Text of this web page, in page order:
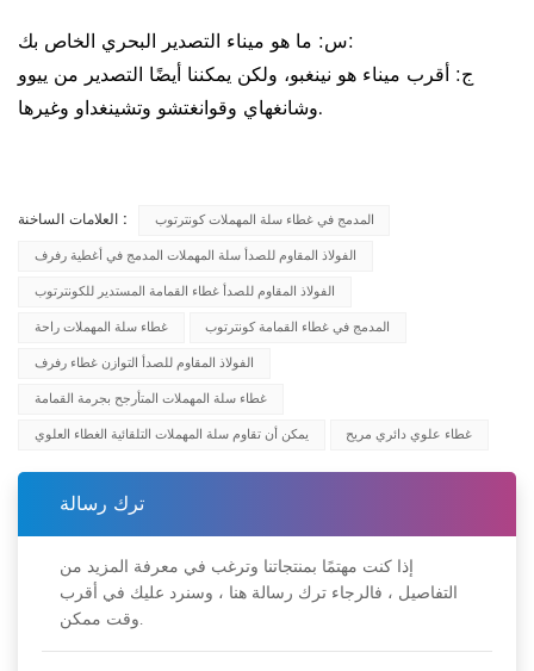
س: ما هو ميناء التصدير البحري الخاص بك:
ج: أقرب ميناء هو نينغبو، ولكن يمكننا أيضًا التصدير من ييوو
وشانغهاي وقوانغتشو وتشينغداو وغيرها.
العلامات الساخنة :
المدمج في غطاء سلة المهملات كونترتوب
الفولاذ المقاوم للصدأ سلة المهملات المدمج في أغطية رفرف
الفولاذ المقاوم للصدأ غطاء القمامة المستدير للكونترتوب
غطاء سلة المهملات راحة
المدمج في غطاء القمامة كونترتوب
الفولاذ المقاوم للصدأ التوازن غطاء رفرف
غطاء سلة المهملات المتأرجح بجرمة القمامة
يمكن أن تقاوم سلة المهملات التلقائية الغطاء العلوي
غطاء علوي دائري مريح
ترك رسالة
إذا كنت مهتمًا بمنتجاتنا وترغب في معرفة المزيد من
التفاصيل ، فالرجاء ترك رسالة هنا ، وسنرد عليك في أقرب
وقت ممكن.